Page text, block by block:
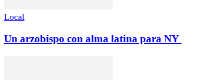
Local
Un arzobispo con alma latina para NY